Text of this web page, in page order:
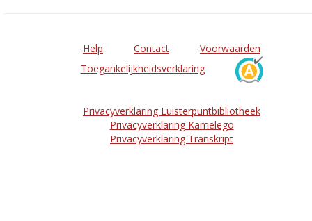
Help Contact
Voorwaarden
Toegankelijkheidsverklaring
Privacyverklaring Luisterpuntbibliotheek
Privacyverklaring Kamelego
Privacyverklaring Transkript